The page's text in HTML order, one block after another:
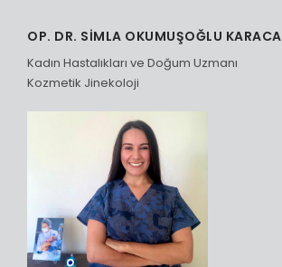
OP. DR. SİMLA OKUMUŞOĞLU KARACA
Kadın Hastalıkları ve Doğum Uzmanı
Kozmetik Jinekoloji